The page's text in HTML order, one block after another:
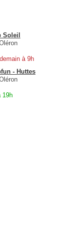
Soleil
à 9h
- Huttes
19h